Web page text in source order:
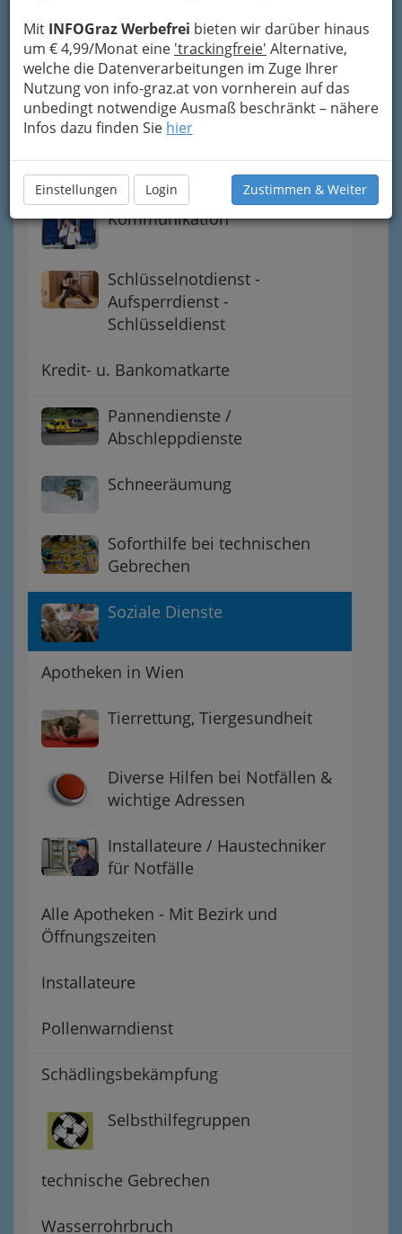
Mit INFOGraz Werbefrei bieten wir darüber hinaus
um € 4,99/Monat eine 'trackingfreie' Alternative,
welche die Datenverarbeitungen im Zuge Ihrer
Nutzung von info-graz.at von vornherein auf das
unbedingt notwendige Ausmaß beschränkt – nähere
Infos dazu finden Sie hier
Einstellungen Login Zustimmen & Weiter
Ärztenotdienst - Tel.: 141
Apothekennotdienst
Dienst?
Kommunikation
Schlüsselnotdienst -
Aufsperrdienst -
Schlüsseldienst
Kredit- u. Bankomatkarte
Pannendienste /
Abschleppdienste
Schneeräumung
Soforthilfe bei technischen
Gebrechen
Soziale Dienste
Apotheken in Wien
Tierrettung, Tiergesundheit
Diverse Hilfen bei Notfällen &
wichtige Adressen
Installateure / Haustechniker
für Notfälle
Alle Apotheken - Mit Bezirk und
Öffnungszeiten
Installateure
Pollenwarndienst
Schädlingsbekämpfung
Selbsthilfegruppen
technische Gebrechen
Wasserrohrbruch